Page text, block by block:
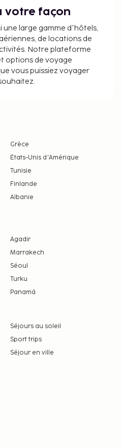
votre façon
une large gamme d'hôtels,
de locations de
Notre plateforme
options de voyage
vous puissiez voyager
Grèce
États-Unis d'Amérique
Tunisie
Finlande
Albanie
Agadir
Marrakech
Séoul
Turku
Panamá
Séjours au soleil
Sport trips
Séjour en ville